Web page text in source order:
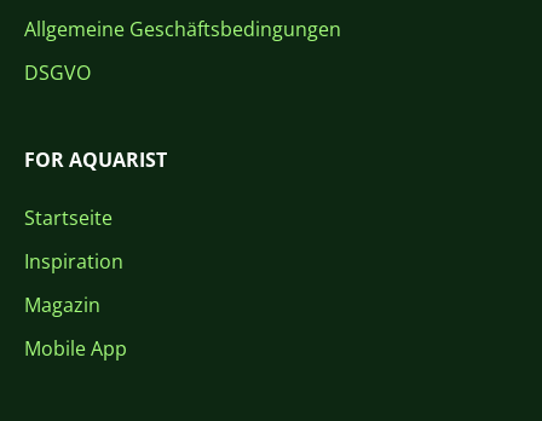
Allgemeine Geschäftsbedingungen
DSGVO
FOR AQUARIST
Startseite
Inspiration
Magazin
Mobile App